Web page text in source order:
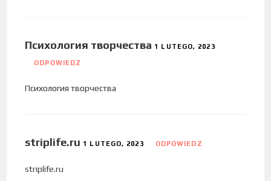
Психология творчества 1 LUTEGO, 2023
ODPOWIEDZ
Психология творчества
striplife.ru 1 LUTEGO, 2023 ODPOWIEDZ
striplife.ru